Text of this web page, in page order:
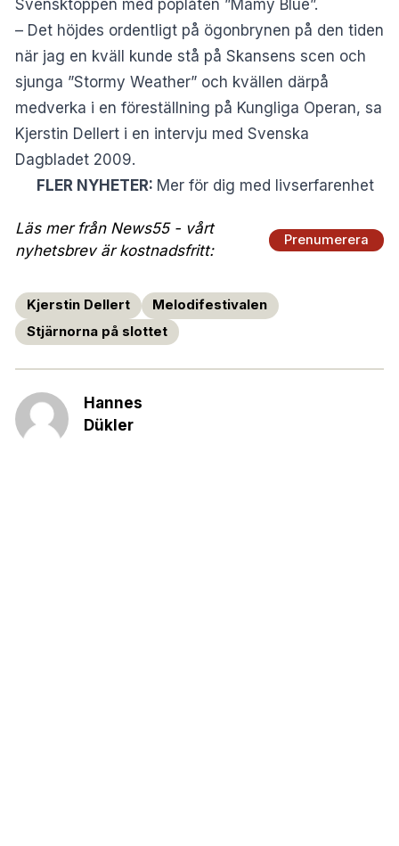
Svensktoppen med poplåten ”Mamy Blue”.
– Det höjdes ordentligt på ögonbrynen på den tiden
när jag en kväll kunde stå på Skansens scen och
sjunga ”Stormy Weather” och kvällen därpå
medverka i en föreställning på Kungliga Operan, sa
Kjerstin Dellert i en intervju med Svenska
Dagbladet 2009.
FLER NYHETER: Mer för dig med livserfarenhet
Läs mer från News55 - vårt
nyhetsbrev är kostnadsfritt:
Prenumerera
Kjerstin Dellert
Melodifestivalen
Stjärnorna på slottet
Hannes
Dükler